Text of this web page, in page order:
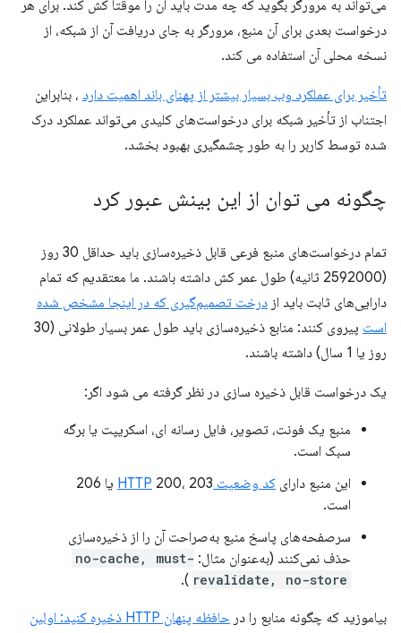
می‌تواند به مرورگر بگوید که چه مدت باید آن را موقتاً کش کند. برای هر
درخواست بعدی برای آن منبع، مرورگر به جای دریافت آن از شبکه، از
نسخه محلی آن استفاده می کند.
تأخیر برای عملکرد وب بسیار بیشتر از پهنای باند اهمیت دارد ، بنابراین
اجتناب از تأخیر شبکه برای درخواست‌های کلیدی می‌تواند عملکرد درک
شده توسط کاربر را به طور چشمگیری بهبود بخشد.
چگونه می توان از این بینش عبور کرد
تمام درخواست‌های منبع فرعی قابل ذخیره‌سازی باید حداقل 30 روز
(2592000 ثانیه) طول عمر کش داشته باشند. ما معتقدیم که تمام
دارایی‌های ثابت باید از درخت تصمیم‌گیری که در اینجا مشخص شده
است
پیروی کنند: منابع ذخیره‌سازی باید طول عمر بسیار طولانی (30
روز یا 1 سال) داشته باشند.
یک درخواست قابل ذخیره سازی در نظر گرفته می شود اگر:
منبع یک فونت، تصویر، فایل رسانه ای، اسکریپت یا برگه
سبک است.
این منبع دارای کد وضعیت HTTP
200، 203 یا 206
است.
سرصفحه‌های پاسخ منبع به‌صراحت آن را از ذخیره‌سازی
حذف نمی‌کنند (به‌عنوان مثال: no-cache, must-
revalidate, no-store
).
بیاموزید که چگونه منابع را در
حافظه پنهان HTTP ذخیره کنید: اولین